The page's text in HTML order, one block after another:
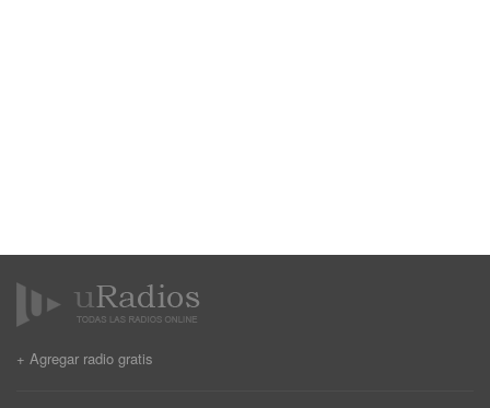
+ Agregar radio gratis